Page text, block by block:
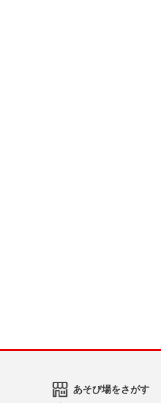
あそび場をさがす